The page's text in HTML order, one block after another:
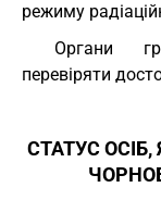
режиму
Органи
перевіряти
СТАТУС